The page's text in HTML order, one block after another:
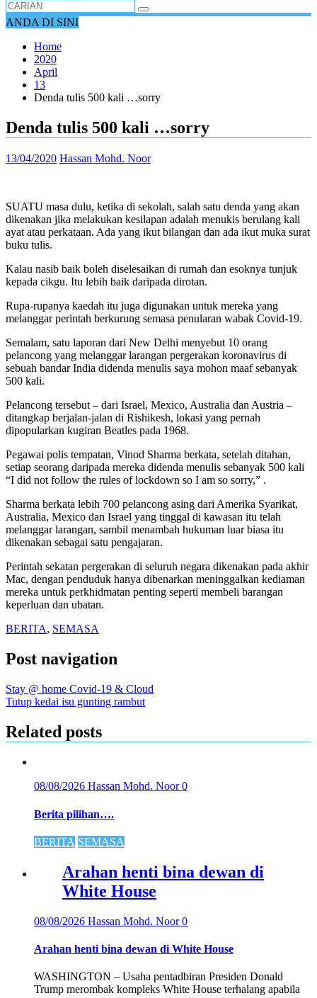
ANDA DI SINI
Home
2020
April
13
Denda tulis 500 kali …sorry
Denda tulis 500 kali …sorry
13/04/2020 Hassan Mohd. Noor
SUATU masa dulu, ketika di sekolah, salah satu denda yang akan
dikenakan jika melakukan kesilapan adalah menukis berulang kali
ayat atau perkataan. Ada yang ikut bilangan dan ada ikut muka surat
buku tulis.
Kalau nasib baik boleh diselesaikan di rumah dan esoknya tunjuk
kepada cikgu. Itu lebih baik daripada dirotan.
Rupa-rupanya kaedah itu juga digunakan untuk mereka yang
melanggar perintah berkurung semasa penularan wabak Covid-19.
Semalam, satu laporan dari New Delhi menyebut 10 orang
pelancong yang melanggar larangan pergerakan koronavirus di
sebuah bandar India didenda menulis saya mohon maaf sebanyak
500 kali.
Pelancong tersebut – dari Israel, Mexico, Australia dan Austria –
ditangkap berjalan-jalan di Rishikesh, lokasi yang pernah
dipopularkan kugiran Beatles pada 1968.
Pegawai polis tempatan, Vinod Sharma berkata, setelah ditahan,
setiap seorang daripada mereka didenda menulis sebanyak 500 kali
“I did not follow the rules of lockdown so I am so sorry,” .
Sharma berkata lebih 700 pelancong asing dari Amerika Syarikat,
Australia, Mexico dan Israel yang tinggal di kawasan itu telah
melanggar larangan, sambil menambah hukuman luar biasa itu
dikenakan sebagai satu pengajaran.
Perintah sekatan pergerakan di seluruh negara dikenakan pada akhir
Mac, dengan penduduk hanya dibenarkan meninggalkan kediaman
mereka untuk perkhidmatan penting seperti membeli barangan
keperluan dan ubatan.
BERITA, SEMASA
Post navigation
Stay @ home Covid-19 & Cloud
Tutup kedai isu gunting rambut
Related posts
08/08/2026 Hassan Mohd. Noor0
Berita pilihan….
BERITA SEMASA
Arahan henti bina dewan di
White House
08/08/2026 Hassan Mohd. Noor0
Arahan henti bina dewan di White House
WASHINGTON – Usaha pentadbiran Presiden Donald
Trump merombak kompleks White House terhalang apabila